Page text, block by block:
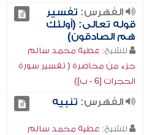
الفهرس: تفسير
قوله تعالى: (أولئك
هم الصادقون)
للشيخ: عطية محمد سالم
جزء من محاضرة ( تفسير سورة
الحجرات [6 - ب])
الفهرس: تنبيه
للشيخ: عطية محمد سالم